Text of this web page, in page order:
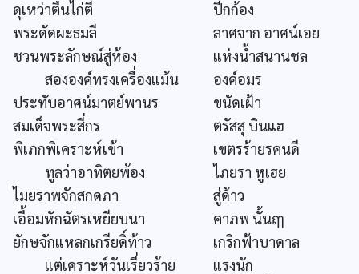
ดุเหว่าตื่นไก่ตี
ปีกก้อง
พระดัดผะธมลี
ลาศจาก อาศน์เอย
ชวนพระลักษณ์สู่ห้อง
แห่งน้ำสนานชล
สององค์ทรงเครื่องแม้น
องค์อมร
ประทับอาศน์มาตย์พานร
ขนัดเฝ้า
สมเด็จพระสี่กร
ตรัสสุ บินแฮ
พิเภกพิเคราะห์เข้า
เขตรร้ายรคนดี
ทูลว่าอาทิตยพ้อง
ไภยรา หูเฮย
ไมยราพจักสกดภา
สู่ด้าว
เอื้อมหักฉัตรเหยียบนา
คาภพ นั้นฤๅ
ยักษจักแหลกเกรียดิ์ท้าว
เกริกฟ้าบาดาล
แต่เคราะห์วันเรี่ยวร้าย
แรงนัก